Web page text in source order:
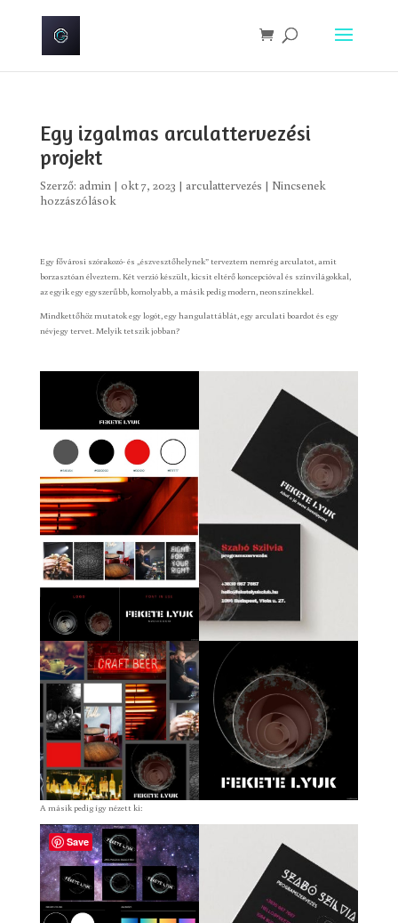
Egy izgalmas arculattervezési
projekt
Szerző: admin| okt 7, 2023 | arculattervezés | Nincsenek
hozzászólások
Egy fővárosi szórakozó- és „észvesztőhelynek” terveztem nemrég arculatot, amit
borzasztóan élveztem. Két verzió készült, kicsit eltérő koncepcióval és színvilágokkal,
az egyik egy egyszerűbb, komolyabb, a másik pedig modern, neonszínekkel.
Mindkettőhöz mutatok egy logót, egy hangulattáblát, egy arculati boardot és egy
névjegy tervet. Melyik tetszik jobban?
A másik pedig így nézett ki:
Save